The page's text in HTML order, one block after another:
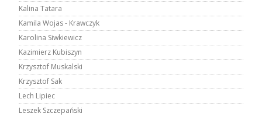
Kalina Tatara
Kamila Wojas - Krawczyk
Karolina Siwkiewicz
Kazimierz Kubiszyn
Krzysztof Muskalski
Krzysztof Sak
Lech Lipiec
Leszek Szczepański